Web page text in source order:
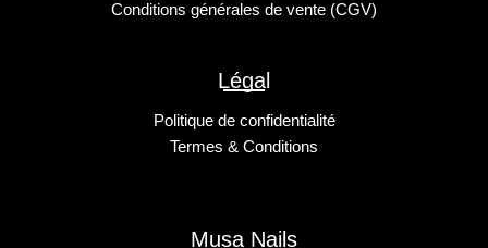
Conditions générales de vente (CGV)
Légal
Politique de confidentialité
Termes & Conditions
Musa Nails